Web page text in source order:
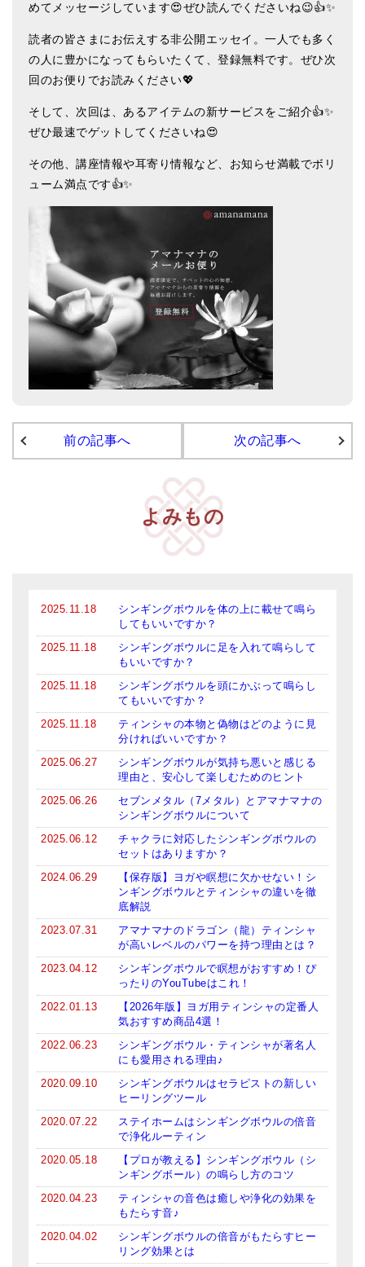
オリジナルグッズ
神々とつながるジュエリー
ロゴステッカー・ポストカード各種
亡命チベット人尼僧のお守り・チャーム
チベット・マントラ・ヒーリングCD
ギフトラッピング
シンギングボウル講座
初級講座
倍音呼吸法レッスン
ビギナー講師・養成講座
お客様の声
ブログ
特商法の表記
めてメッセージしています😍ぜひ読んでくださいね😉👍✨
読者の皆さまにお伝えする非公開エッセイ。一人でも多く
の人に豊かになってもらいたくて、登録無料です。ぜひ次
回のお便りでお読みください💖
そして、次回は、あるアイテムの新サービスをご紹介👍✨
ぜひ最速でゲットしてくださいね😍
その他、講座情報や耳寄り情報など、お知らせ満載でボリ
ューム満点です👍✨
前の記事へ 次の記事へ
よみもの
2025.11.18
シンギングボウルを体の上に載せて鳴ら
してもいいですか？
2025.11.18
シンギングボウルに足を入れて鳴らして
もいいですか？
2025.11.18
シンギングボウルを頭にかぶって鳴らし
てもいいですか？
2025.11.18
ティンシャの本物と偽物はどのように見
分ければいいですか？
2025.06.27
シンギングボウルが気持ち悪いと感じる
理由と、安心して楽しむためのヒント
2025.06.26
セブンメタル（7メタル）とアマナマナの
シンギングボウルについて
2025.06.12
チャクラに対応したシンギングボウルの
セットはありますか？
2024.06.29
【保存版】ヨガや瞑想に欠かせない！シ
ンギングボウルとティンシャの違いを徹
底解説
2023.07.31
アマナマナのドラゴン（龍）ティンシャ
が高いレベルのパワーを持つ理由とは？
2023.04.12
シンギングボウルで瞑想がおすすめ！ぴ
ったりのYouTubeはこれ！
2022.01.13
【2026年版】ヨガ用ティンシャの定番人
気おすすめ商品4選！
2022.06.23
シンギングボウル・ティンシャが著名人
にも愛用される理由♪
2020.09.10
シンギングボウルはセラピストの新しい
ヒーリングツール
2020.07.22
ステイホームはシンギングボウルの倍音
で浄化ルーティン
2020.05.18
【プロが教える】シンギングボウル（シ
ンギングボール）の鳴らし方のコツ
2020.04.23
ティンシャの音色は癒しや浄化の効果を
もたらす音♪
2020.04.02
シンギングボウルの倍音がもたらすヒー
リング効果とは